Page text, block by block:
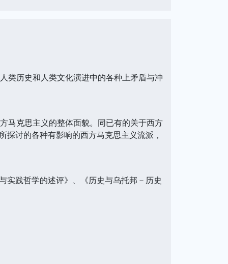
历史和人类文化演进中的各种上矛盾与冲
克思主义的整体面貌。同已有的关于西方
讨的各种有影响的西方马克思主义流派，
实践哲学的述评》、《历史与乌托邦－历史